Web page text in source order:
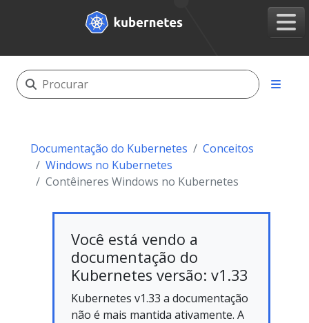
Documentação do Kubernetes
Conceitos
Windows no Kubernetes
Contêineres Windows no Kubernetes
Você está vendo a
documentação do
Kubernetes versão: v1.33
Kubernetes v1.33 a documentação
não é mais mantida ativamente. A